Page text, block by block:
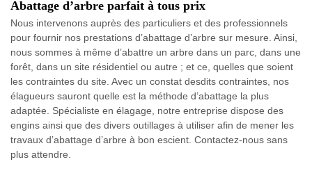
Abattage d’arbre parfait à tous prix
Nous intervenons auprès des particuliers et des professionnels
pour fournir nos prestations d’abattage d’arbre sur mesure. Ainsi,
nous sommes à même d’abattre un arbre dans un parc, dans une
forêt, dans un site résidentiel ou autre ; et ce, quelles que soient
les contraintes du site. Avec un constat desdits contraintes, nos
élagueurs sauront quelle est la méthode d’abattage la plus
adaptée. Spécialiste en élagage, notre entreprise dispose des
engins ainsi que des divers outillages à utiliser afin de mener les
travaux d’abattage d’arbre à bon escient. Contactez-nous sans
plus attendre.